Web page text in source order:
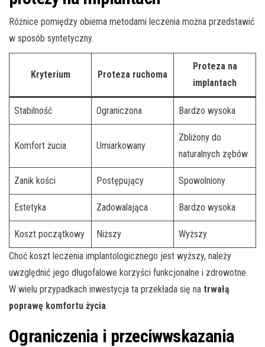
Różnice pomiędzy obiema metodami leczenia można przedstawić
w sposób syntetyczny.
Kryterium Proteza ruchoma
Proteza na
implantach
Stabilność Ograniczona Bardzo wysoka
Komfort żucia Umiarkowany
Zbliżony do
naturalnych zębów
Zanik kości Postępujący Spowolniony
Estetyka Zadowalająca Bardzo wysoka
Koszt początkowy Niższy
Wyższy
Choć koszt leczenia implantologicznego jest wyższy, należy
uwzględnić jego długofalowe korzyści funkcjonalne i zdrowotne.
W wielu przypadkach inwestycja ta przekłada się na trwałą
poprawę komfortu życia.
Ograniczenia i przeciwwskazania